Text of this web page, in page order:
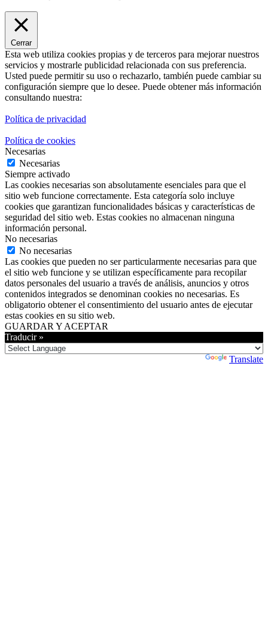
Cerrar
Esta web utiliza cookies propias y de terceros para mejorar nuestros
servicios y mostrarle publicidad relacionada con sus preferencia.
Usted puede permitir su uso o rechazarlo, también puede cambiar su
configuración siempre que lo desee. Puede obtener más información
consultando nuestra:
Política de privacidad
Política de cookies
Necesarias
Necesarias
Siempre activado
Las cookies necesarias son absolutamente esenciales para que el
sitio web funcione correctamente. Esta categoría solo incluye
cookies que garantizan funcionalidades básicas y características de
seguridad del sitio web. Estas cookies no almacenan ninguna
información personal.
No necesarias
No necesarias
Las cookies que pueden no ser particularmente necesarias para que
el sitio web funcione y se utilizan específicamente para recopilar
datos personales del usuario a través de análisis, anuncios y otros
contenidos integrados se denominan cookies no necesarias. Es
obligatorio obtener el consentimiento del usuario antes de ejecutar
estas cookies en su sitio web.
GUARDAR Y ACEPTAR
Traducir »
Translate